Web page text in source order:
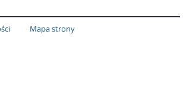
Mapa strony